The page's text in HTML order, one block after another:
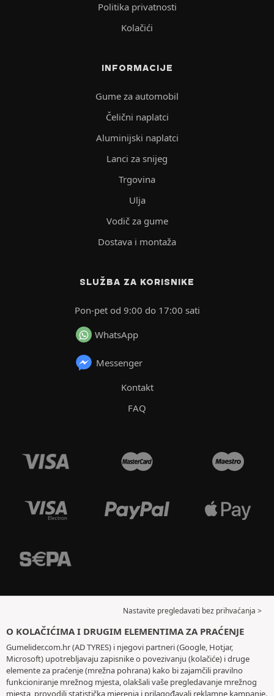
Politika privatnosti
Kolačići
INFORMACIJE
Gume za automobil
Čelični naplatci
Aluminijski naplatci
Lanci za snijeg
Trgovina
Ulja
Vodič za gume
Dostava i montaža
SLUŽBA ZA KORISNIKE
Pon-pet od 9:00 do 17:00 sati
WhatsApp
Messenger
Kontakt
FAQ
Nastavite pregledavati bez prihvaćanja >
O KOLAČIĆIMA I DRUGIM ELEMENTIMA ZA PRAĆENJE
Gumelider.com.hr (AD TYRES) i njegovi partneri (Google, Hotjar,
Microsoft) upotrebljavaju zapisnike o povezivanju (kolačiće) i druge
elemente za praćenje (mrežna pohrana) kako bi zajamčili pravilno
funkcioniranje mrežnog mjesta, olakšali vaše pregledavanje mrežnog
mjesta, provodili statistička mjerenja i prilagođavali reklamne kampanje.